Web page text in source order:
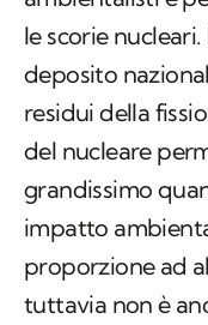
le scorie
deposito
residui della
del nucleare
grandissimo
impatto
proporzione ad
tuttavia non è